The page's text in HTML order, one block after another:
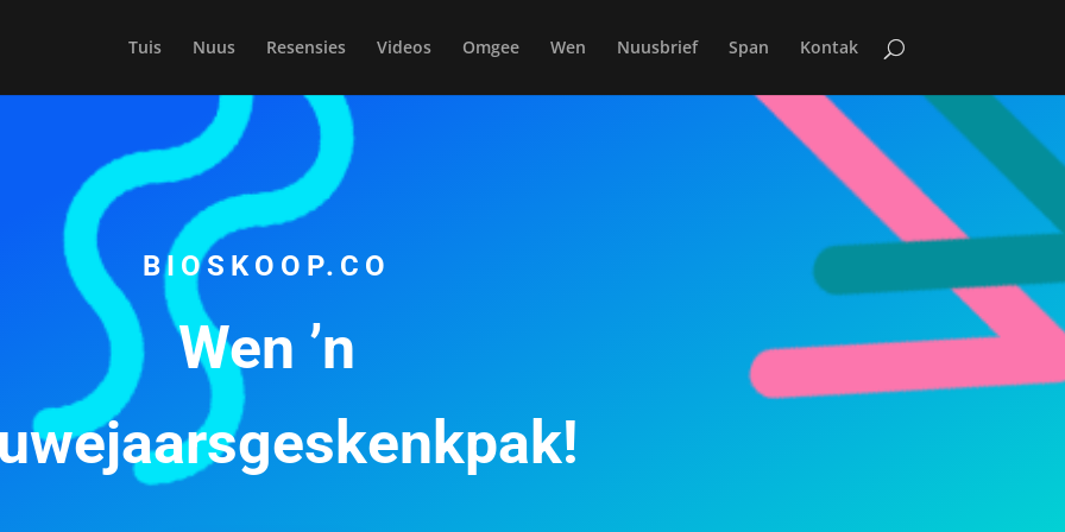
Tuis Nuus Resensies Videos Omgee Wen Nuusbrief Span Kontak
BIOSKOOP.CO
Wen ’n